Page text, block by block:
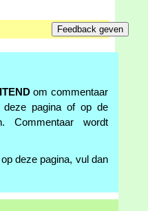
om commentaar
pagina of op de
Commentaar wordt
deze pagina, vul dan